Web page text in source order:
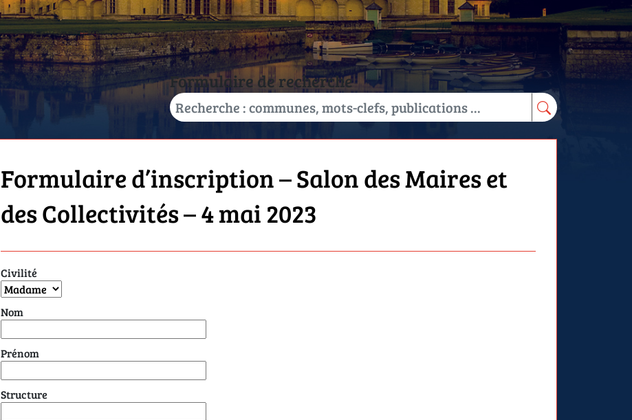
Formulaire de recherche
Formulaire d’inscription – Salon des Maires et
des Collectivités – 4 mai 2023
Civilité
Nom
Prénom
Structure